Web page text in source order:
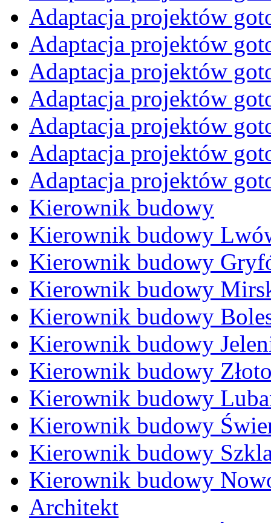
Adaptacja projektów
Adaptacja projektów
Adaptacja projektów
Adaptacja projektów
Adaptacja projektów
Adaptacja projektów
Adaptacja projektów
Kierownik budowy
Kierownik budowy
Kierownik budowy
Kierownik budowy
Kierownik budowy
Kierownik budowy
Kierownik budowy
Kierownik budowy
Kierownik budowy
Kierownik budowy
Kierownik budowy
Architekt